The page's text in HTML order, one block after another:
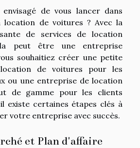
envisagé de vous lancer dans
de voitures ? Avec la
de services de location
peut être une entreprise
souhaitiez créer une petite
de voitures pour les
ou une entreprise de location
de gamme pour les clients
existe certaines étapes clés à
votre entreprise avec succès.
et Plan d'affaire